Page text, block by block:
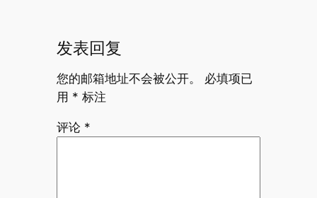
发表回复
您的邮箱地址不会被公开。
必填项已
用 * 标注
评论 *